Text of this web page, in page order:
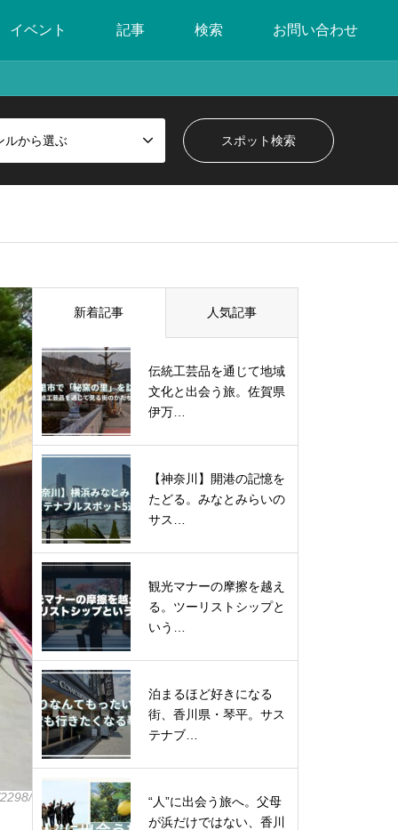
イベント 記事 検索 お問い合わせ
ルから選ぶ
新着記事 人気記事
伝統工芸品を通じて地域
文化と出会う旅。佐賀県
伊万…
【神奈川】開港の記憶を
たどる。みなとみらいの
サス…
観光マナーの摩擦を越え
る。ツーリストシップと
いう…
泊まるほど好きになる
街、香川県・琴平。サス
テナブ…
“人”に出会う旅へ。父母
が浜だけではない、香川